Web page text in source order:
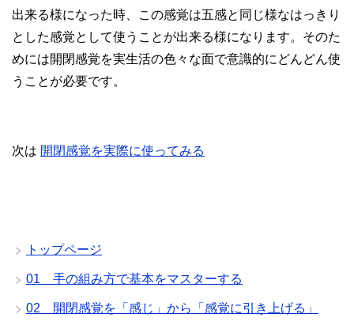
出来る様になった時、この感覚は五感と同じ様なはっきり
とした感覚として使うことが出来る様になります。そのた
めには開閉感覚を実生活の色々な面で意識的にどんどん使
うことが必要です。
次は 開閉感覚を実際に使ってみる
トップページ
01 手の組み方で基本をマスターする
02 開閉感覚を「感じ」から「感覚に引き上げる」